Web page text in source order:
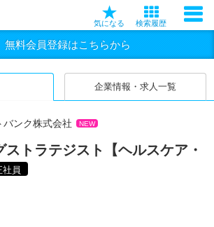
気になる 検索履歴
無料会員登録はこちらから
企業情報・求人一覧
バンク株式会社 NEW
ストラテジスト【ヘルスケア・
社員